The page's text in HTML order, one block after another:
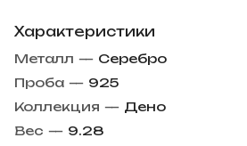
Характеристики
Металл — Серебро
Проба — 925
Коллекция — Дено
Вес — 9.28